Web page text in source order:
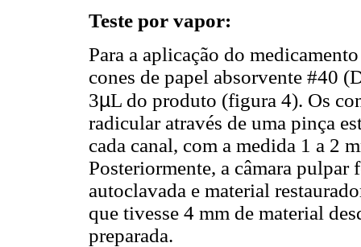
Teste por vapor:
Para a aplicação do
cones de papel absorvente #40
3µL do produto (figura 4). Os
radicular através de uma pinça
cada canal, com a medida 1 a 2
Posteriormente, a câmara
autoclavada e material
que tivesse 4 mm de material
preparada.